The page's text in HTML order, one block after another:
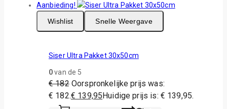
Aanbieding!
Wishlist
Snelle Weergave
Siser Ultra Pakket 30x50cm
0van de 5
€182 Oorspronkelijke prijs was:
€ 182.€ 139,95 Huidige prijs is: € 139,95.